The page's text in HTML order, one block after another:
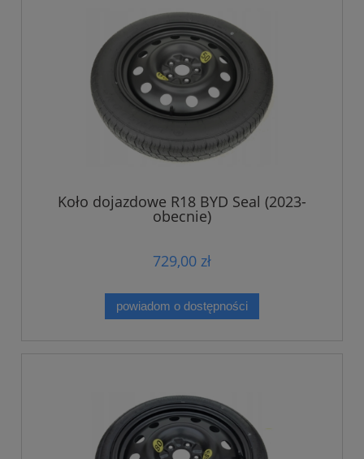
Koło dojazdowe R18 BYD Seal (2023-
obecnie)
729,00 zł
powiadom o dostępności